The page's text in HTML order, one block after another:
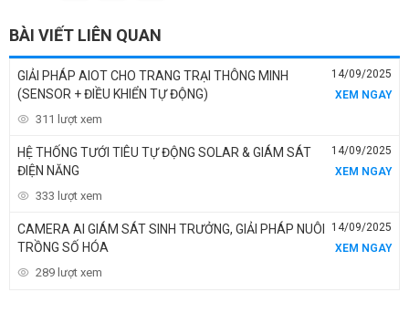
BÀI VIẾT LIÊN QUAN
GIẢI PHÁP AIOT CHO TRANG TRẠI THÔNG MINH
(SENSOR + ĐIỀU KHIỂN TỰ ĐỘNG)
311 lượt xem
14/09/2025
XEM NGAY
HỆ THỐNG TƯỚI TIÊU TỰ ĐỘNG SOLAR & GIÁM SÁT
ĐIỆN NĂNG
333 lượt xem
14/09/2025
XEM NGAY
CAMERA AI GIÁM SÁT SINH TRƯỞNG, GIẢI PHÁP NUÔI
TRỒNG SỐ HÓA
289 lượt xem
14/09/2025
XEM NGAY